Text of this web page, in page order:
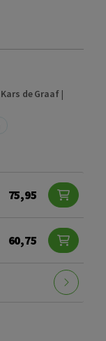
Kars de Graaf|
75,95
60,75